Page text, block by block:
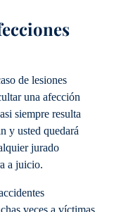
de lesiones
una afección
siempre resulta
y usted quedará
jurado
a juicio.